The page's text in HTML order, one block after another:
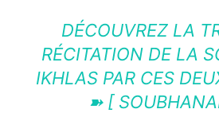
DÉCOUVREZ LA
RÉCITATION DE LA
IKHLAS PAR CES
➽ [